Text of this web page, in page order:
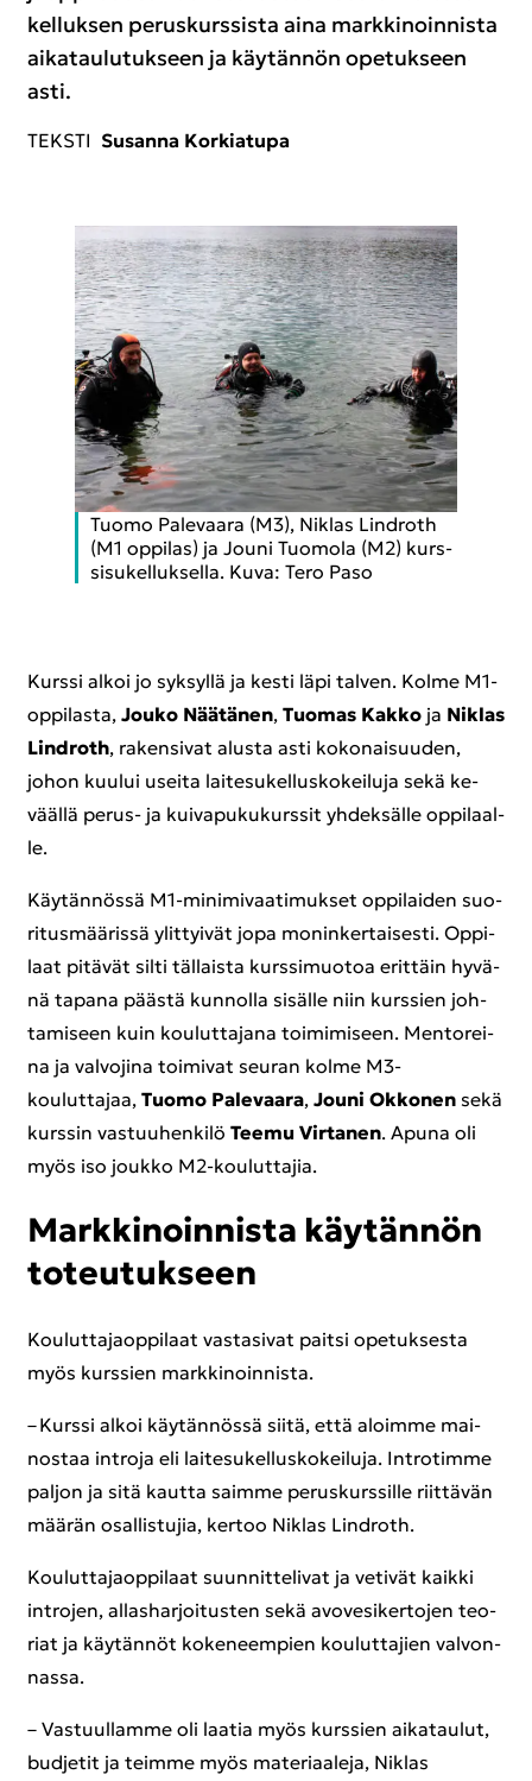
kel­luk­sen pe­rus­kurs­sis­ta aina mark­ki­noin­nis­ta
ai­ka­tau­lu­tuk­seen ja käy­tän­nön ope­tuk­seen
asti.
TEKS­TI Susan­na Kor­kia­tu­pa
Tuomo Pa­le­vaa­ra (M3), Niklas Lindroth
(M1 op­pi­las) ja Jouni Tuo­mo­la (M2) kurs­
si­su­kel­luk­sel­la. Kuva: Tero Paso
Kurs­si alkoi jo syk­syl­lä ja kesti läpi tal­ven. Kolme M1-​
oppilasta, Jouko Nää­tä­nen, Tuo­mas Kakko ja Niklas
Lindroth, ra­ken­si­vat alus­ta asti ko­ko­nai­suu­den,
johon kuu­lui usei­ta lai­te­su­kel­lus­ko­kei­lu­ja sekä ke­
vääl­lä perus-​ ja kui­va­pu­ku­kurs­sit yh­dek­säl­le op­pi­laal­
le.
Käy­tän­nös­sä M1-​minimivaatimukset op­pi­lai­den suo­
ri­tus­mää­ris­sä ylit­tyi­vät jopa mo­nin­ker­tai­ses­ti. Op­pi­
laat pi­tä­vät silti täl­lais­ta kurs­si­muo­toa erit­täin hy­vä­
nä ta­pa­na pääs­tä kun­nol­la si­säl­le niin kurs­sien joh­
ta­mi­seen kuin kou­lut­ta­ja­na toi­mi­mi­seen. Men­to­rei­
na ja val­vo­ji­na toi­mi­vat seu­ran kolme M3-​
kouluttajaa, Tuomo Pa­le­vaa­ra, Jouni Ok­ko­nen sekä
kurs­sin vas­tuu­hen­ki­lö Teemu Vir­ta­nen. Apuna oli
myös iso jouk­ko M2-​kouluttajia.
Mark­ki­noin­nis­ta käy­tän­nön
to­teu­tuk­seen
Kou­lut­ta­jaop­pi­laat vas­ta­si­vat pait­si ope­tuk­ses­ta
myös kurs­sien mark­ki­noin­nis­ta.
– Kurs­si alkoi käy­tän­nös­sä siitä, että aloim­me mai­
nos­taa int­ro­ja eli lai­te­su­kel­lus­ko­kei­lu­ja. Int­ro­tim­me
pal­jon ja sitä kaut­ta saim­me pe­rus­kurs­sil­le riit­tä­vän
mää­rän osal­lis­tu­jia, ker­too Niklas Lindroth.
Kou­lut­ta­jaop­pi­laat suun­nit­te­li­vat ja ve­ti­vät kaik­ki
int­ro­jen, al­las­har­joi­tus­ten sekä avo­ve­si­ker­to­jen teo­
riat ja käy­tän­nöt ko­ke­neem­pien kou­lut­ta­jien val­von­
nas­sa.
– Vas­tuul­lam­me oli laa­tia myös kurs­sien ai­ka­tau­lut,
bud­je­tit ja teim­me myös ma­te­ri­aa­le­ja, Niklas